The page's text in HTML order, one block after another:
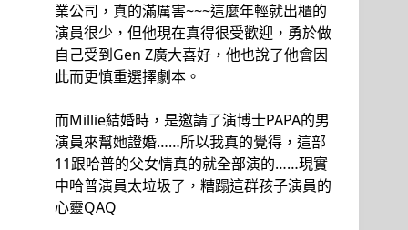
業公司，真的滿厲害~~~這麼年輕就出櫃的
演員很少，但他現在真得很受歡迎，勇於做
自己受到Gen Z廣大喜好，他也說了他會因
此而更慎重選擇劇本。
而Millie結婚時，是邀請了演博士PAPA的男
演員來幫她證婚……所以我真的覺得，這部
11跟哈普的父女情真的就全部演的……現實
中哈普演員太垃圾了，糟蹋這群孩子演員的
心靈QAQ